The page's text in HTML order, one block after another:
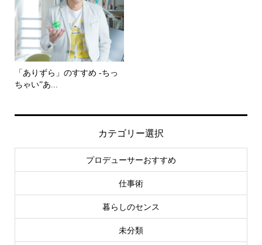
「ありずら」のすすめ -ちっ
ちゃい”あ...
カテゴリー選択
プロデューサーおすすめ
仕事術
暮らしのセンス
未分類